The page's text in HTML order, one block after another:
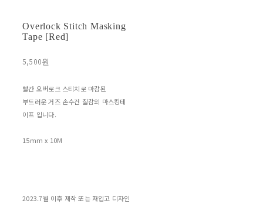
Overlock Stitch Masking
Tape [Red]
5,500원
빨간 오버로크 스티치로 마감된
부드러운 거즈 손수건 질감의 마스킹테
이프 입니다.
15mm x 10M
2023.7월 이후 제작 또는 재입고 디자인